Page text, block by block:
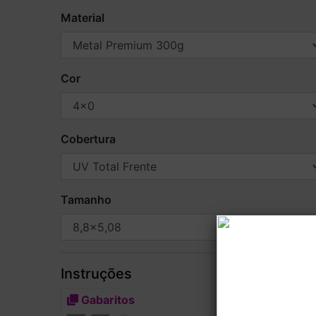
Material
Cor
Cobertura
Tamanho
Instruções
Gabaritos